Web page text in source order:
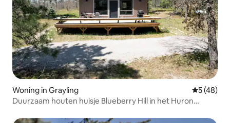
Woning in Grayling
5 (48)
Duurzaam houten huisje Blueberry Hill in het Huron